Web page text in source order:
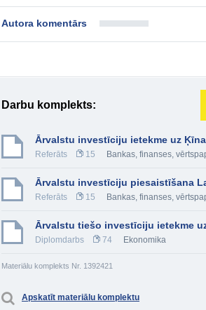
Autora komentārs
Darbu komplekts:
Ārvalstu investīciju ietekme uz
Referāts 15 Bankas, finanses,
Ārvalstu investīciju piesaistīšana
Referāts 15 Bankas, finanses,
Ārvalstu tiešo investīciju ietekme
Diplomdarbs 74 Ekonomika
Materiālu komplekts Nr. 1392421
Apskatīt materiālu komplektu